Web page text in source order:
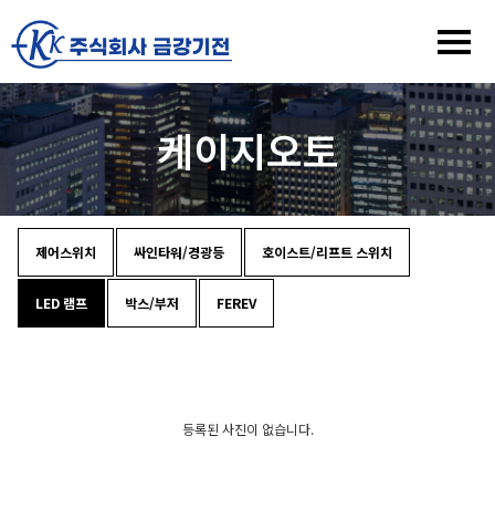
케이지오토
제어스위치 싸인타워/경광등 호이스트/리프트 스위치
LED 램프 박스/부저 FEREV
등록된 사진이 없습니다.